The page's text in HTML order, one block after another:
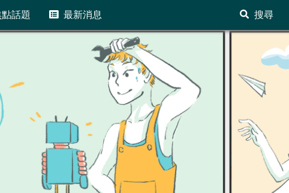
話題 最新消息 搜尋